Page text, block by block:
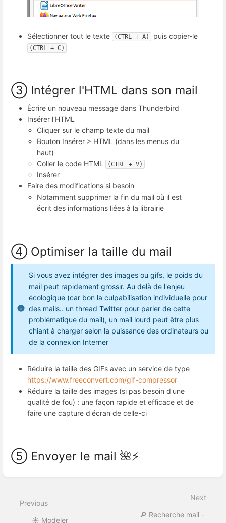
Sélectionner tout le texte (CTRL + A) puis copier-le
(CTRL + C)
③ Intégrer l'HTML dans son mail
Écrire un nouveau message dans Thunderbird
Insérer l'HTML
Cliquer sur le champ texte du mail
Bouton Insérer > HTML (dans les menus du
haut)
Coller le code HTML
(CTRL + V)
Insérer
Faire des modifications si besoin
Notamment supprimer la fin du mail où il est
écrit des informations liées à la librairie
④ Optimiser la taille du mail
Si vous avez intégrer des images ou gifs, le poids du
mail peut rapidement grossir. Au delà de l'enjeu
écologique (car bon la culpabilisation individuelle pour
des mails.. un thread Twitter pour parler de cette
problématique du mail), un mail lourd peut être plus
chiant à charger selon la puissance des ordinateurs ou
de la connexion Interner
Réduire la taille des GIFs avec un service de type
https://www.freeconvert.com/gif-compressor
Réduire la taille des images (si pas besoin d'une
qualité de fou) : une façon rapide et efficace et de
faire une capture d'écran de celle-ci
➄ Envoyer le mail 🌺⚡
mode
Previous
☀️ Modeler
Next
🔎 Recherche mail -